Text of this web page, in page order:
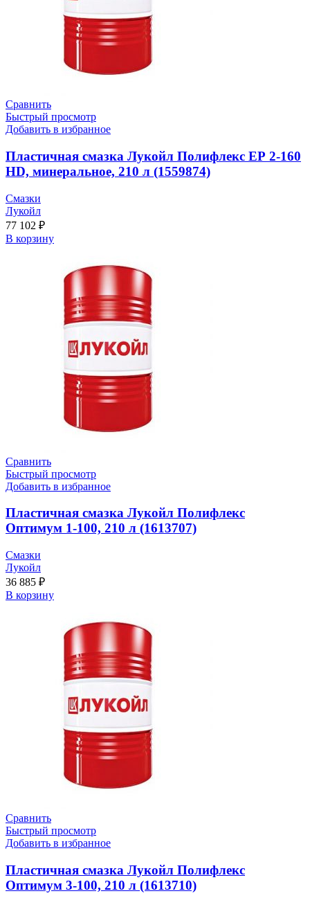
Сравнить
Быстрый просмотр
Добавить в избранное
Пластичная смазка Лукойл Полифлекс ЕР 2-160
HD, минеральное, 210 л (1559874)
Смазки
Лукойл
77 102 ₽
В корзину
Сравнить
Быстрый просмотр
Добавить в избранное
Пластичная смазка Лукойл Полифлекс
Оптимум 1-100, 210 л (1613707)
Смазки
Лукойл
36 885 ₽
В корзину
Сравнить
Быстрый просмотр
Добавить в избранное
Пластичная смазка Лукойл Полифлекс
Оптимум 3-100, 210 л (1613710)